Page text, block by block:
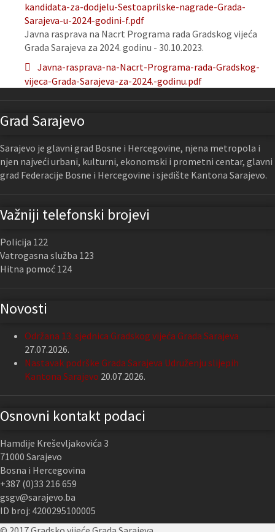
kandidata-za-dodjelu-Sestoaprilske-nagrade-Grada-
Sarajeva-u-2024-godini-f.pdf
Javna rasprava na Nacrt Programa rada Gradskog vijeća
Grada Sarajeva za 2024. godinu - 30.10.2023.
Javna-rasprava-na-Nacrt-Programa-rada-Gradskog-
vijeca-Grada-Sarajeva-za-2024.-godinu.pdf
Grad Sarajevo
Sarajevo je glavni grad Bosne i Hercegovine, njena metropola i
njen najveći urbani, kulturni, ekonomski i prometni centar, glavni
grad Federacije Bosne i Hercegovine i sjedište Kantona Sarajevo.
Važniji telefonski brojevi
Policija 122
Vatrogasna služba 123
Hitna pomoć 124
Novosti
Održana 13. sjednica Gradskog vijeća Grada Sarajeva
27.07.2026.
Nastavak podrške Grada Sarajeva Udruženju slijepih
Kantona Sarajevo 20.07.2026.
Osnovni kontakt podaci
Hamdije Kreševljakovića 3
71000 Sarajevo
Bosna i Hercegovina
+387 (0)33 216 659
gsgv@sarajevo.ba
ID broj: 4200295100005